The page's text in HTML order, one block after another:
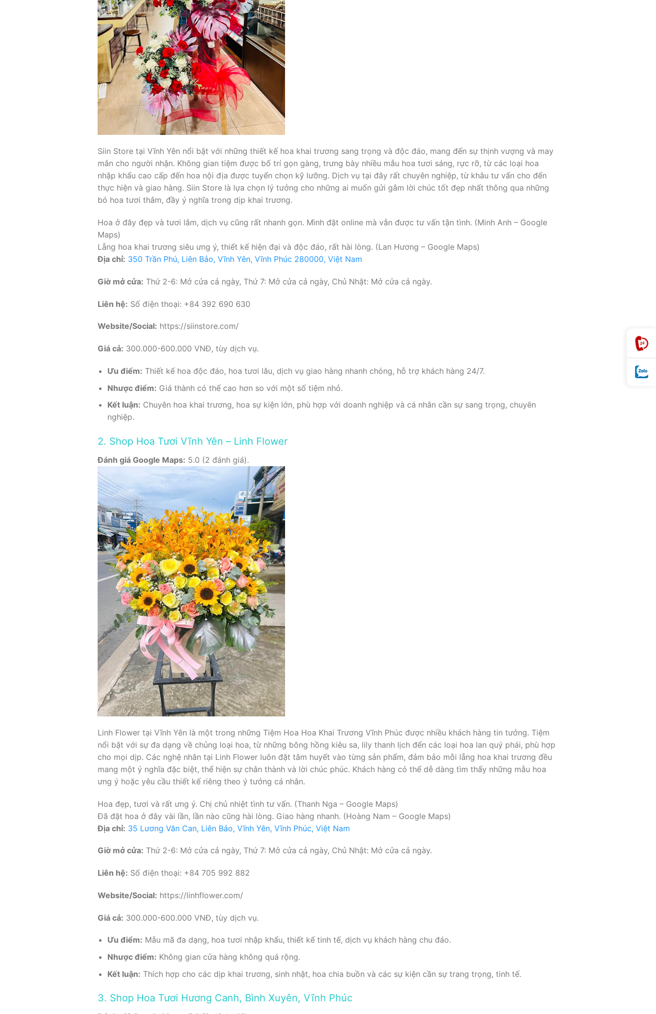
Siin Store tại Vĩnh Yên nổi bật với những thiết kế hoa khai trương sang trọng và độc đáo, mang đến sự thịnh vượng và may
mắn cho người nhận. Không gian tiệm được bố trí gọn gàng, trưng bày nhiều mẫu hoa tươi sáng, rực rỡ, từ các loại hoa
nhập khẩu cao cấp đến hoa nội địa được tuyển chọn kỹ lưỡng. Dịch vụ tại đây rất chuyên nghiệp, từ khâu tư vấn cho đến
thực hiện và giao hàng. Siin Store là lựa chọn lý tưởng cho những ai muốn gửi gắm lời chúc tốt đẹp nhất thông qua những
bó hoa tươi thắm, đầy ý nghĩa trong dịp khai trương.
Hoa ở đây đẹp và tươi lắm, dịch vụ cũng rất nhanh gọn. Mình đặt online mà vẫn được tư vấn tận tình. (Minh Anh – Google
Maps)
Lẵng hoa khai trương siêu ưng ý, thiết kế hiện đại và độc đáo, rất hài lòng. (Lan Hương – Google Maps)
Địa chỉ: 350 Trần Phú, Liên Bảo, Vĩnh Yên, Vĩnh Phúc 280000, Việt Nam
Giờ mở cửa: Thứ 2-6: Mở cửa cả ngày, Thứ 7: Mở cửa cả ngày, Chủ Nhật: Mở cửa cả ngày.
Liên hệ: Số điện thoại: +84 392 690 630
Website/Social: https://siinstore.com/
Giá cả: 300.000-600.000 VNĐ, tùy dịch vụ.
Ưu điểm: Thiết kế hoa độc đáo, hoa tươi lâu, dịch vụ giao hàng nhanh chóng, hỗ trợ khách hàng 24/7.
Nhược điểm: Giá thành có thể cao hơn so với một số tiệm nhỏ.
Kết luận: Chuyên hoa khai trương, hoa sự kiện lớn, phù hợp với doanh nghiệp và cá nhân cần sự sang trọng, chuyên
nghiệp.
2. Shop Hoa Tươi Vĩnh Yên – Linh Flower
Đánh giá Google Maps: 5.0 (2 đánh giá).
Linh Flower tại Vĩnh Yên là một trong những Tiệm Hoa Hoa Khai Trương Vĩnh Phúc được nhiều khách hàng tin tưởng. Tiệm
nổi bật với sự đa dạng về chủng loại hoa, từ những bông hồng kiêu sa, lily thanh lịch đến các loại hoa lan quý phái, phù hợp
cho mọi dịp. Các nghệ nhân tại Linh Flower luôn đặt tâm huyết vào từng sản phẩm, đảm bảo mỗi lẵng hoa khai trương đều
mang một ý nghĩa đặc biệt, thể hiện sự chân thành và lời chúc phúc. Khách hàng có thể dễ dàng tìm thấy những mẫu hoa
ưng ý hoặc yêu cầu thiết kế riêng theo ý tưởng cá nhân.
Hoa đẹp, tươi và rất ưng ý. Chị chủ nhiệt tình tư vấn. (Thanh Nga – Google Maps)
Đã đặt hoa ở đây vài lần, lần nào cũng hài lòng. Giao hàng nhanh. (Hoàng Nam – Google Maps)
Địa chỉ: 35 Lương Văn Can, Liên Bảo, Vĩnh Yên, Vĩnh Phúc, Việt Nam
Giờ mở cửa: Thứ 2-6: Mở cửa cả ngày, Thứ 7: Mở cửa cả ngày, Chủ Nhật: Mở cửa cả ngày.
Liên hệ: Số điện thoại: +84 705 992 882
Website/Social: https://linhflower.com/
Giá cả: 300.000-600.000 VNĐ, tùy dịch vụ.
Ưu điểm: Mẫu mã đa dạng, hoa tươi nhập khẩu, thiết kế tinh tế, dịch vụ khách hàng chu đáo.
Nhược điểm: Không gian cửa hàng không quá rộng.
Kết luận: Thích hợp cho các dịp khai trương, sinh nhật, hoa chia buồn và các sự kiện cần sự trang trọng, tinh tế.
3. Shop Hoa Tươi Hương Canh, Bình Xuyên, Vĩnh Phúc